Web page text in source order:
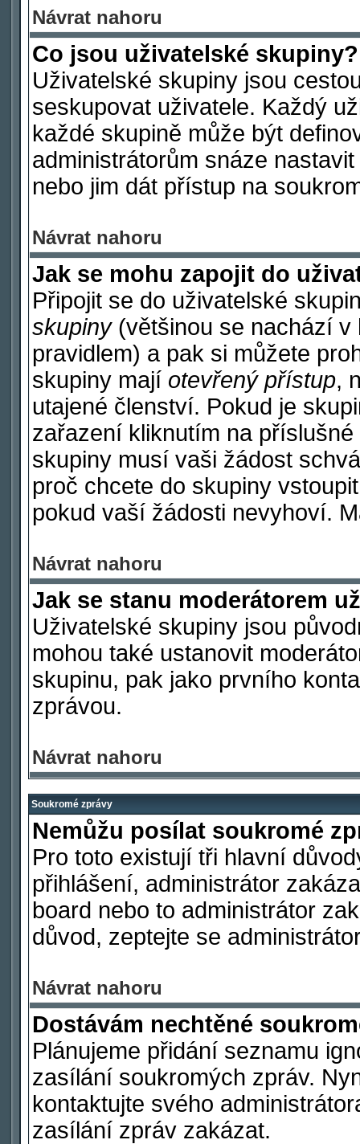
Návrat nahoru
Co jsou uživatelské skupiny?
Uživatelské skupiny jsou
seskupovat uživatele. Každý
každé skupině může být
administrátorům snáze
nebo jim dát přístup na
Návrat nahoru
Jak se mohu zapojit do
Připojit se do uživatelské
skupiny(většinou se nachází v
pravidlem) a pak si můžete
skupiny mají otevřený přístup,
utajené členství. Pokud je
zařazení kliknutím na
skupiny musí vaši žádost
proč chcete do skupiny
pokud vaší žádosti nevyhoví.
Návrat nahoru
Jak se stanu moderátorem
Uživatelské skupiny jsou
mohou také ustanovit
skupinu, pak jako prvního
zprávou.
Návrat nahoru
Soukromé zprávy
Nemůžu posílat soukromé
Pro toto existují tři hlavní
přihlášení, administrátor
board nebo to administrátor
důvod, zeptejte se
Návrat nahoru
Dostávám nechtěné
Plánujeme přidání seznamu
zasílání soukromých zpráv.
kontaktujte svého
zasílání zpráv zakázat.